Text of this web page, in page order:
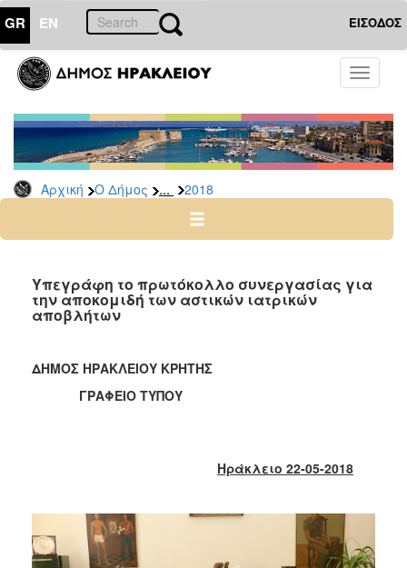
GR EN ΕΙΣΟΔΟΣ
Toggle
Αρχική Ο Δήμος ... 2018
ΔΗΜΟΣ
Δελτία
Τύπου
Αρχείο
2026
2024
2022
2021
2013
2012
Υπεγράφη το πρωτόκολλο συνεργασίας για
την αποκομιδή των αστικών ιατρικών
αποβλήτων
ΔΗΜΟΣ ΗΡΑΚΛΕΙΟΥ ΚΡΗΤΗΣ
ΓΡΑΦΕΙΟ ΤΥΠΟΥ
Ηράκλειο 22-05-2018